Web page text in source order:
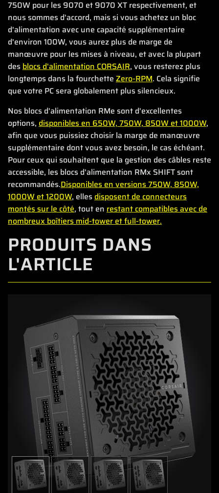
750W pour les 9070 et 9070 XT respectivement, et
nous sommes d'accord, mais si vous achetez un bloc
d'alimentation avec une capacité supplémentaire
d'environ 100W, vous aurez plus de marge de
manœuvre pour les mises à niveau, et avec la plupart
desblocs d'alimentation CORSAIR, vous resterez plus
longtemps dans la fourchette Zero-RPM. Cela signifie
que votre PC sera globalement plus silencieux.
Nos blocs d'alimentation RMe sont d'excellentes
options, disponibles en 650W, 750W, 850W et 1000W,
afin que vous puissiez choisir la marge de manœuvre
supplémentaire dont vous avez besoin, le cas échéant.
Pour ceux qui souhaitent que la gestion des câbles reste
accessible, les blocs d'alimentation RMx SHIFT sont
recommandés.Disponibles en versions 750W, 850W,
1000W et 1200W, ellesdisposent de connecteurs
montés sur le côté, tout en restant compatibles avec de
nombreux boîtiers mid-tower et full-tower.
PRODUITS DANS
L'ARTICLE